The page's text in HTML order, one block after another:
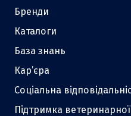
Бренди
Каталоги
База знань
Кар’єра
Соціальна
Підтримка